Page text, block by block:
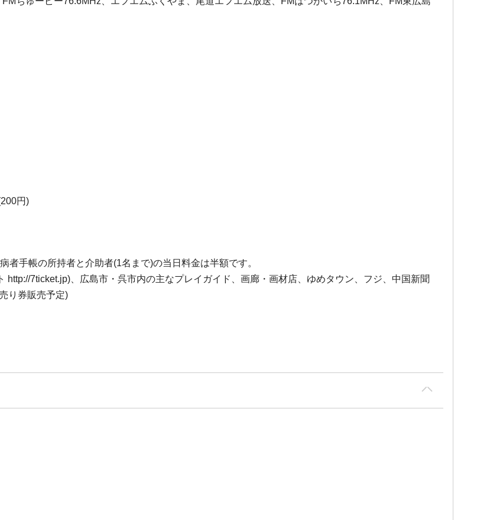
円)
者手帳の所持者と介助者(1名まで)の当日料金は半額です。
7ticket.jp)、広島市・呉市内の主なプレイガイド、画廊・画材店、ゆめタウン、フジ、中国新聞
り券販売予定)